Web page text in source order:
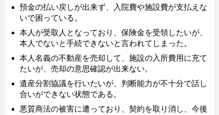
預金の払い戻しが出来ず、入院費や施設費が支払えな
いで困っている。
本人が受取人となっており、保険金を受領したいが、
本人でないと手続できないと言われてしまった。
本人名義の不動産を売却して、施設の入所費用に充て
たいが、売却の意思確認が出来ない。
遺産分割協議を行いたいが、判断能力が不十分で話し
合いができない状態である。
悪質商法の被害に遭っており、契約を取り消し、今後